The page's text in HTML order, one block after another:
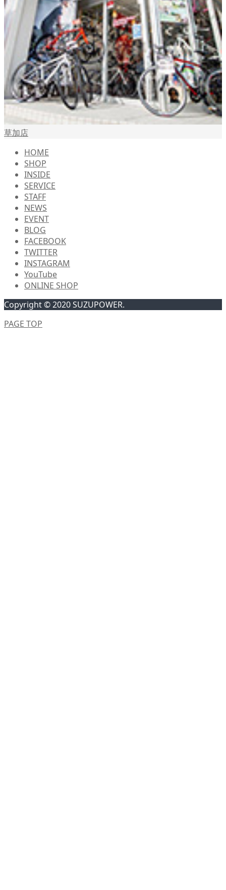
草加店
HOME
SHOP
INSIDE
SERVICE
STAFF
NEWS
EVENT
BLOG
FACEBOOK
TWITTER
INSTAGRAM
YouTube
ONLINE SHOP
Copyright © 2020 SUZUPOWER.
PAGE TOP